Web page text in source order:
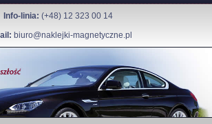
Info-linia: (+48) 12 323 00 14
biuro@naklejki-magnetyczne.pl